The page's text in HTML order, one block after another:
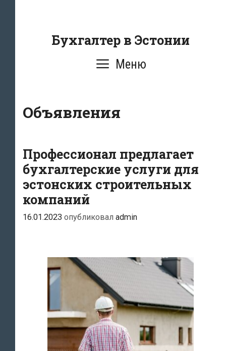
содержаниюБухгалтер в Эстонии
Меню
Объявления
Профессионал предлагает
бухгалтерские услуги для
эстонских строительных
компаний
16.01.2023 опубликовал admin